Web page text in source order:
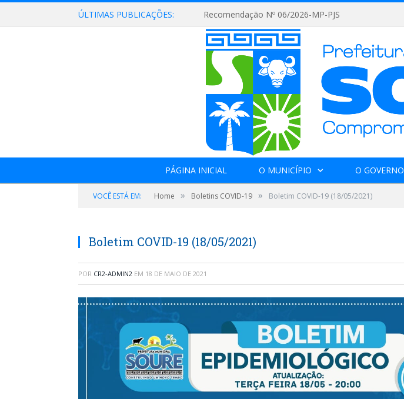
ÚLTIMAS PUBLICAÇÕES: Recomendação Nº 06/2026-MP-PJS
PÁGINA INICIAL O MUNICÍPIO O GOVERNO
VOCÊ ESTÁ EM: Home » Boletins COVID-19 » Boletim COVID-19 (18/05/2021)
Boletim COVID-19 (18/05/2021)
POR CR2-ADMIN2 EM 18 DE MAIO DE 2021